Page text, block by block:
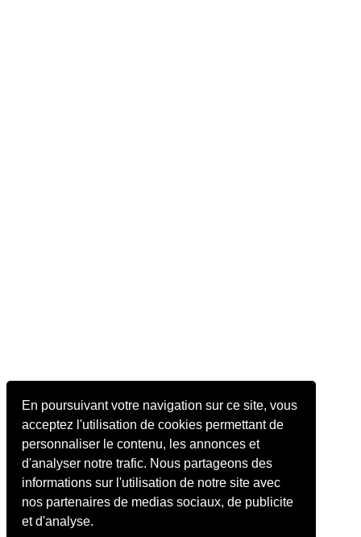
En poursuivant votre navigation sur ce site, vous
acceptez l'utilisation de cookies permettant de
personnaliser le contenu, les annonces et
d'analyser notre trafic. Nous partageons des
informations sur l'utilisation de notre site avec
nos partenaires de medias sociaux, de publicite
et d'analyse.